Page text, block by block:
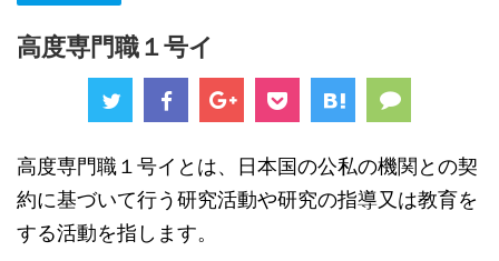
高度専門職１号イ
高度専門職１号イとは、日本国の公私の機関との契
約に基づいて行う研究活動や研究の指導又は教育を
する活動を指します。